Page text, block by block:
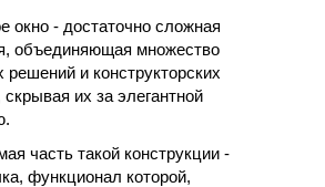
окно - достаточно сложная
объединяющая множество
решений и конструкторских
скрывая их за элегантной
часть такой конструкции -
функционал которой,